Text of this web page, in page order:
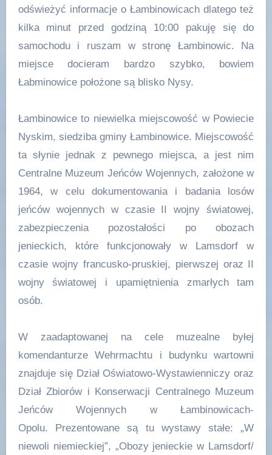
odświeżyć informacje o Łambinowicach dlatego też
kilka minut przed godziną 10:00 pakuję się do
samochodu i ruszam w stronę Łambinowic. Na
miejsce docieram bardzo szybko, bowiem
Łabminowice położone są blisko Nysy.
Łambinowice to niewielka miejscowość w Powiecie
Nyskim, siedziba gminy Łambinowice. Miejscowość
ta słynie jednak z pewnego miejsca, a jest nim
Centralne Muzeum Jeńców Wojennych, założone w
1964, w celu dokumentowania i badania losów
jeńców wojennych w czasie II wojny światowej,
zabezpieczenia pozostałości po obozach
jenieckich, które funkcjonowały w Lamsdorf w
czasie wojny francusko-pruskiej, pierwszej oraz II
wojny światowej i upamiętnienia zmarłych tam
osób.
W zaadaptowanej na cele muzealne byłej
komendanturze Wehrmachtu i budynku wartowni
znajduje się Dział Oświatowo-Wystawienniczy oraz
Dział Zbiorów i Konserwacji Centralnego Muzeum
Jeńców Wojennych w Łambinowicach-
Opolu. Prezentowane są tu wystawy stałe: „W
niewoli niemieckiej”, „Obozy jenieckie w Lamsdorf/